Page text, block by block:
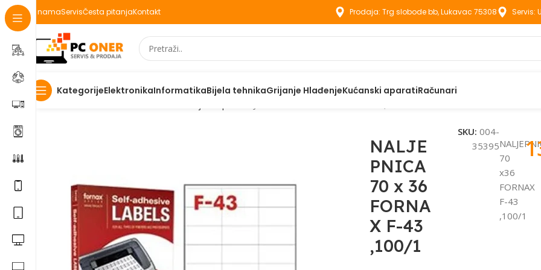
O namaServisČesta pitanjaKontakt Prodaja: Trg slobode bb, Lukavac 75308 Servis:
KategorijeElektronikaInformatikaBijela tehnikaGrijanje HlađenjeKućanski aparatiRačunari
Početna
NALJE
PNICA
70 x 36
FORNA
X F-43
,100/1
SKU: 004-
35395
70
x36
FORNAX
F-43
,100/1